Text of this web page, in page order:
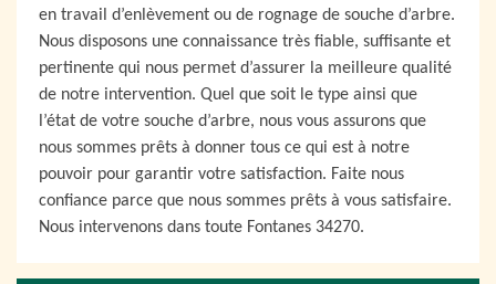
en travail d’enlèvement ou de rognage de souche d’arbre.
Nous disposons une connaissance très fiable, suffisante et
pertinente qui nous permet d’assurer la meilleure qualité
de notre intervention. Quel que soit le type ainsi que
l’état de votre souche d’arbre, nous vous assurons que
nous sommes prêts à donner tous ce qui est à notre
pouvoir pour garantir votre satisfaction. Faite nous
confiance parce que nous sommes prêts à vous satisfaire.
Nous intervenons dans toute Fontanes 34270.